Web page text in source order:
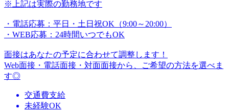
※上記は実際の勤務地です
・電話応募：平日・土日祝OK（9:00～20:00）
・WEB応募：24時間いつでもOK
面接はあなたの予定に合わせて調整します！
Web面接・電話面接・対面面接から、ご希望の方法を選べま
す◎
交通費支給
未経験OK